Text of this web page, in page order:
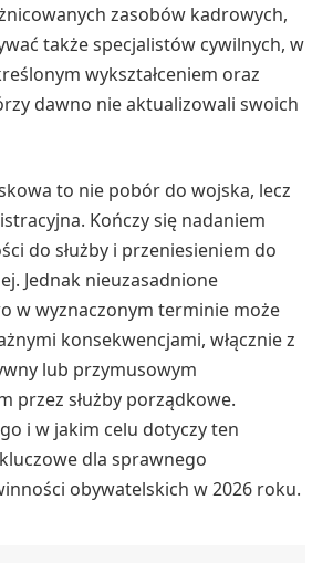
zasobów kadrowych,
także specjalistów cywilnych, w
wykształceniem oraz
dawno nie aktualizowali swoich
to nie pobór do wojska, lecz
Kończy się nadaniem
do służby i przeniesieniem do
Jednak nieuzasadnione
w wyznaczonym terminie może
konsekwencjami, włącznie z
lub przymusowym
przez służby porządkowe.
i w jakim celu dotyczy ten
dla sprawnego
obywatelskich w 2026 roku.